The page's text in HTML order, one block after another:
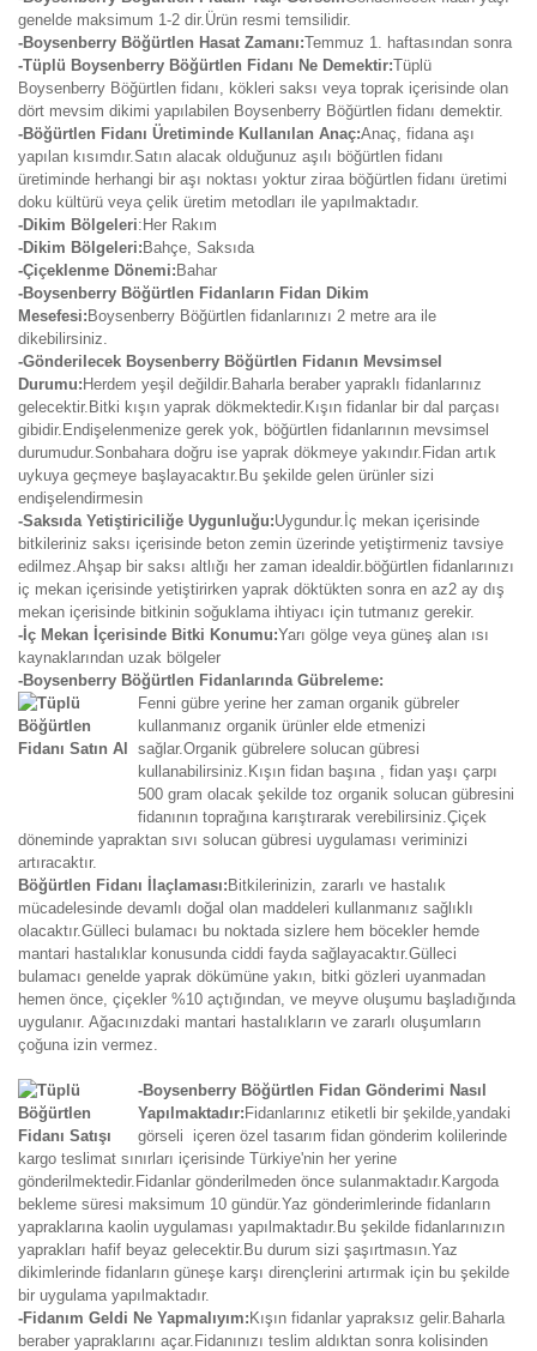
genelde maksimum 1-2 dir.Ürün resmi temsilidir.
-Boysenberry Böğürtlen Hasat Zamanı:Temmuz 1. haftasından sonra
-Tüplü Boysenberry Böğürtlen Fidanı Ne Demektir:Tüplü
Boysenberry Böğürtlen fidanı, kökleri saksı veya toprak içerisinde olan
dört mevsim dikimi yapılabilen Boysenberry Böğürtlen fidanı demektir.
-Böğürtlen Fidanı Üretiminde Kullanılan Anaç:Anaç, fidana aşı
yapılan kısımdır.Satın alacak olduğunuz aşılı böğürtlen fidanı
üretiminde herhangi bir aşı noktası yoktur ziraa böğürtlen fidanı üretimi
doku kültürü veya çelik üretim metodları ile yapılmaktadır.
-Dikim Bölgeleri:Her Rakım
-Dikim Bölgeleri: Bahçe, Saksıda
-Çiçeklenme Dönemi: Bahar
-Boysenberry Böğürtlen Fidanların Fidan Dikim
Mesefesi: Boysenberry Böğürtlen fidanlarınızı 2 metre ara ile
dikebilirsiniz.
-Gönderilecek Boysenberry Böğürtlen Fidanın Mevsimsel
Durumu: Herdem yeşil değildir.Baharla beraber yapraklı fidanlarınız
gelecektir.Bitki kışın yaprak dökmektedir.Kışın fidanlar bir dal parçası
gibidir.Endişelenmenize gerek yok, böğürtlen fidanlarının mevsimsel
durumudur.Sonbahara doğru ise yaprak dökmeye yakındır.Fidan artık
uykuya geçmeye başlayacaktır.Bu şekilde gelen ürünler sizi
endişelendirmesin
-Saksıda Yetiştiriciliğe Uygunluğu:Uygundur.İç mekan içerisinde
bitkileriniz saksı içerisinde beton zemin üzerinde yetiştirmeniz tavsiye
edilmez.Ahşap bir saksı altlığı her zaman idealdir.böğürtlen fidanlarınızı
iç mekan içerisinde yetiştirirken yaprak döktükten sonra en az2 ay dış
mekan içerisinde bitkinin soğuklama ihtiyacı için tutmanız gerekir.
-İç Mekan İçerisinde Bitki Konumu:Yarı gölge veya güneş alan ısı
kaynaklarından uzak bölgeler
-Boysenberry Böğürtlen Fidanlarında Gübreleme:
Fenni gübre yerine her zaman organik gübreler
kullanmanız organik ürünler elde etmenizi
sağlar.Organik gübrelere solucan gübresi
kullanabilirsiniz.Kışın fidan başına , fidan yaşı çarpı
500 gram olacak şekilde toz organik solucan gübresini
fidanının toprağına karıştırarak verebilirsiniz.Çiçek
döneminde yapraktan sıvı solucan gübresi uygulaması veriminizi
artıracaktır.
Böğürtlen Fidanı İlaçlaması: Bitkilerinizin, zararlı ve hastalık
mücadelesinde devamlı doğal olan maddeleri kullanmanız sağlıklı
olacaktır.Gülleci bulamacı bu noktada sizlere hem böcekler hemde
mantari hastalıklar konusunda ciddi fayda sağlayacaktır.Gülleci
bulamacı genelde yaprak dökümüne yakın, bitki gözleri uyanmadan
hemen önce, çiçekler %10 açtığından, ve meyve oluşumu başladığında
uygulanır. Ağacınızdaki mantari hastalıkların ve zararlı oluşumların
çoğuna izin vermez.
-Boysenberry Böğürtlen Fidan Gönderimi Nasıl
Yapılmaktadır: Fidanlarınız etiketli bir şekilde,yandaki
görseli içeren özel tasarım fidan gönderim kolilerinde
kargo teslimat sınırları içerisinde Türkiye'nin her yerine
gönderilmektedir.Fidanlar gönderilmeden önce sulanmaktadır.Kargoda
bekleme süresi maksimum 10 gündür.Yaz gönderimlerinde fidanların
yapraklarına kaolin uygulaması yapılmaktadır.Bu şekilde fidanlarınızın
yaprakları hafif beyaz gelecektir.Bu durum sizi şaşırtmasın.Yaz
dikimlerinde fidanların güneşe karşı dirençlerini artırmak için bu şekilde
bir uygulama yapılmaktadır.
-Fidanım Geldi Ne Yapmalıyım: Kışın fidanlar yapraksız gelir.Baharla
beraber yapraklarını açar.Fidanınızı teslim aldıktan sonra kolisinden